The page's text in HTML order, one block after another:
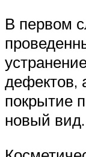
В первом
дефектов,
покрытие
новый вид.